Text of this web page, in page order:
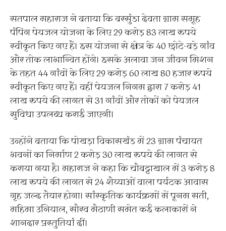
सतपाल महाराज ने बताया कि बरसुंडा देवता ग्राम समूह
पंपिंग पेयजल योजना के लिए 29 करोड़ 83 लाख रुपये
स्वीकृत किए गए हैं। इस योजना से क्षेत्र के 40 छोटे-बड़े गांव
और तोक लाभान्वित होंगे। इसके अलावा जन जीवन मिशन
के तहत 44 गांवों के लिए 29 करोड़ 60 लाख 80 हजार रुपये
स्वीकृत किए गए हैं। वहीं पेयजल निगम द्वारा 7 करोड़ 41
लाख रुपये की लागत से 31 गांवों और तोकों को पेयजल
सुविधा उपलब्ध कराई जाएगी।
उन्होंने बताया कि पोखड़ा विकासखंड में 23 ग्राम पंचायत
भवनों का निर्माण 2 करोड़ 30 लाख रुपये की लागत से
कराया गया है। महाराज ने कहा कि चौबट्टाखाल में 3 करोड़ 8
लाख रुपये की लागत से 24 शैय्याओं वाला पर्यटक आवास
गृह जल्द तैयार होगा। सांस्कृतिक कार्यक्रमों में पूनम सती,
महिमा उनियाल, सौरव मैठाणी समेत कई कलाकारों ने
शानदार प्रस्तुतियां दीं।